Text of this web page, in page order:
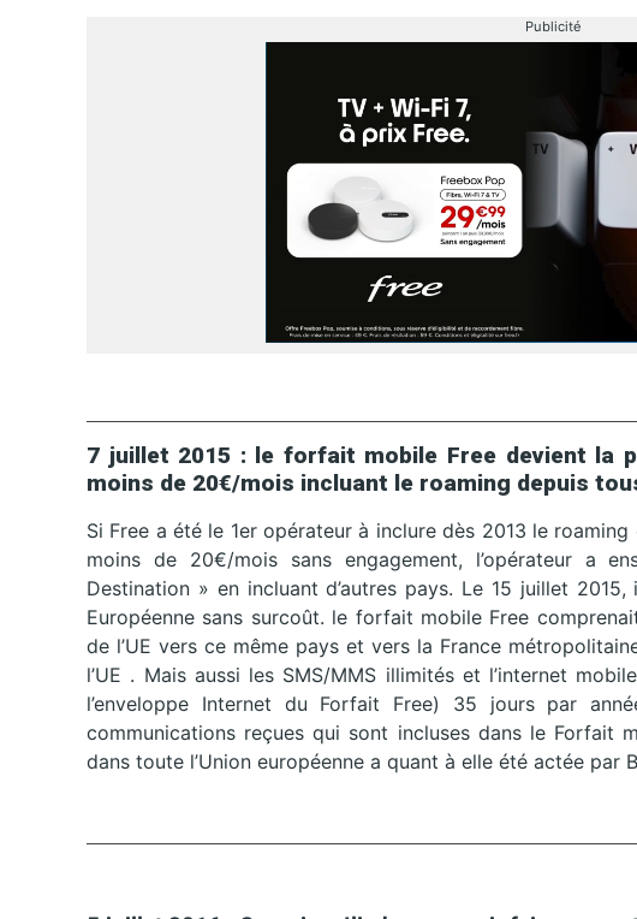
Publicité
7 juillet 2015 : le forfait mobile Free devient la
moins de 20€/mois incluant le roaming depuis
Si Free a été le 1er opérateur à inclure dès 2013 le
moins de 20€/mois sans engagement, l’opérateur a
Destination » en incluant d’autres pays. Le 15 juillet
Européenne sans surcoût. le forfait mobile Free
de l’UE vers ce même pays et vers la France
l’UE . Mais aussi les SMS/MMS illimités et l’internet
l’enveloppe Internet du Forfait Free) 35 jours par
communications reçues qui sont incluses dans le Forfait
dans toute l’Union européenne a quant à elle été actée par